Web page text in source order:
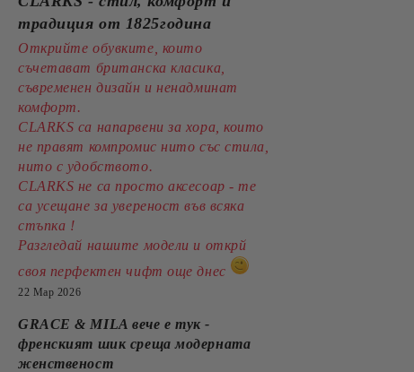
традиция от 1825година
Открийте обувките, които
съчетават британска класика,
съвременен дизайн и ненадминат
комфорт.
CLARKS са напарвени за хора, които
не правят компромис нито със стила,
нито с удобството.
CLARKS не са просто аксесоар - те
са усещане за увереност във всяка
стъпка !
Разгледай нашите модели и открй
своя перфектен чифт още днес
22 Мар 2026
GRACE & MILA вече е тук -
френският шик среща модерната
женственост